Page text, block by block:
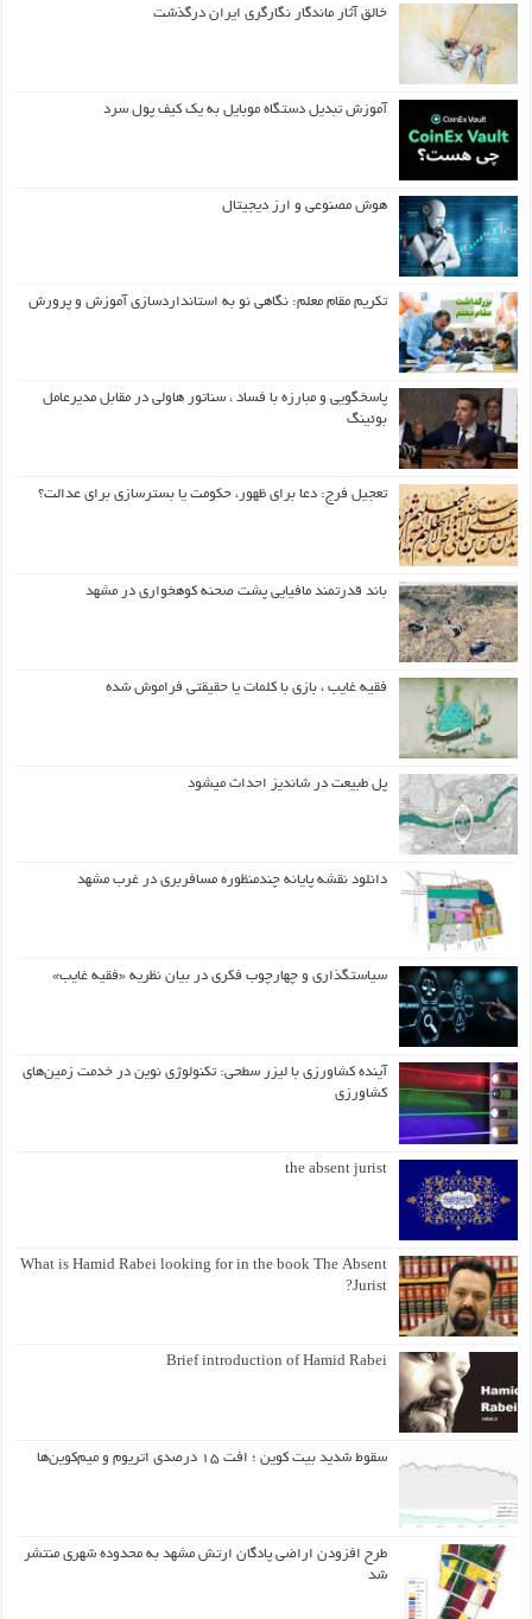
خالق آثار ماندگار نگارگری ایران درگذشت
آموزش تبدیل دستگاه موبایل به یک کیف‌ پول سرد
هوش مصنوعی و ارز دیجیتال
تکریم مقام معلم: نگاهی نو به استانداردسازی آموزش و پرورش
پاسخگویی و مبارزه با فساد ، سناتور هاولی در مقابل مدیرعامل
بوئینگ
تعجیل فرج: دعا برای ظهور، حکومت یا بسترسازی برای عدالت؟
باند قدرتمند مافیایی پشت صحنه کوهخواری در مشهد
فقیه غایب ، بازی با کلمات یا حقیقتی فراموش شده
پل طبیعت در شاندیز احداث میشود
دانلود نقشه پایانه چندمنظوره مسافربری در غرب مشهد
سیاستگذاری و چهارچوب فکری در بیان نظریه «فقیه غایب»
آینده کشاورزی با لیزر سطحی: تکنولوژی نوین در خدمت زمین‌های
کشاورزی
the absent jurist
What is Hamid Rabei looking for in the book The Absent
Jurist?
Brief introduction of Hamid Rabei
سقوط شدید بیت کوین ؛ افت ۱۵ درصدی اتریوم و میم‌کوین‌ها
طرح افزودن اراضی پادگان ارتش مشهد به محدوده شهری منتشر
شد